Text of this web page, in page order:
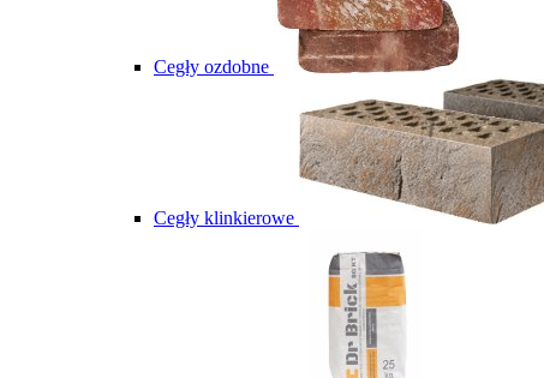
Cegły ozdobne
Cegły klinkierowe